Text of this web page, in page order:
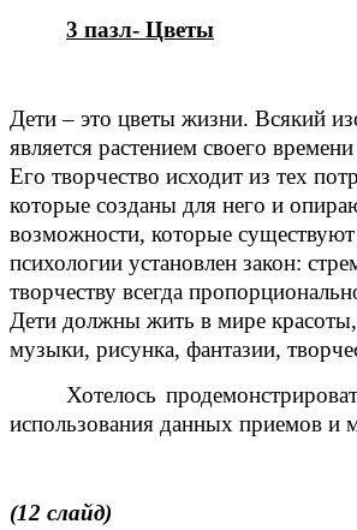
3 пазл- Цветы
Дети – это цветы жизни. Всякий
является растением своего
Его творчество исходит из тех
которые созданы для него и
возможности, которые
психологии установлен закон:
творчеству всегда
Дети должны жить в мире
музыки, рисунка, фантазии,
Хотелось
использования данных приемов и
(12 слайд)